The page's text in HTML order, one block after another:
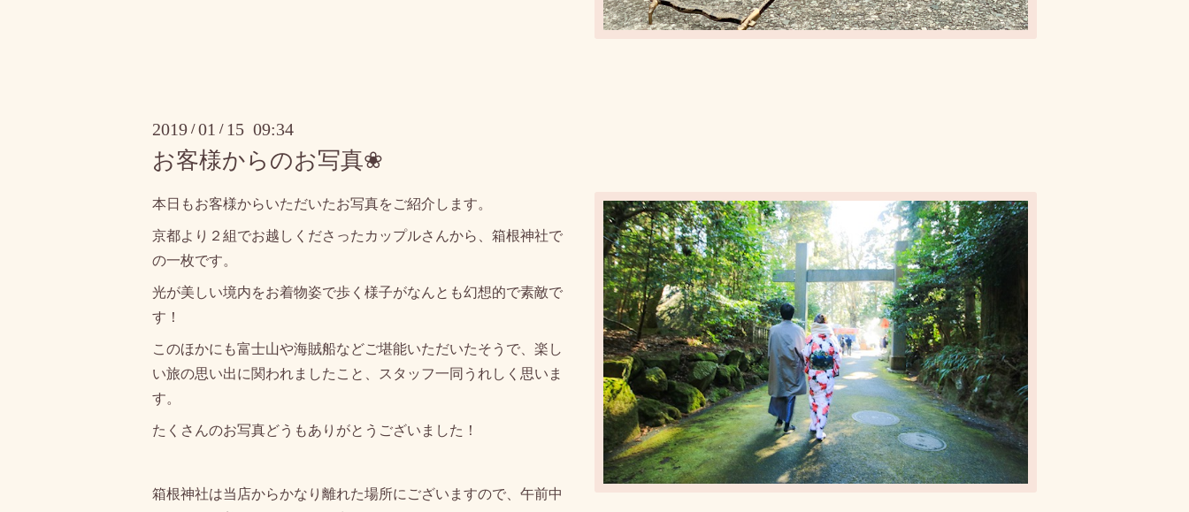
2019 /01 / 15 09:34
お客様からのお写真❀
本日もお客様からいただいたお写真をご紹介します。
京都より２組でお越しくださったカップルさんから、箱根神社で
の一枚です。
光が美しい境内をお着物姿で歩く様子がなんとも幻想的で素敵で
す！
このほかにも富士山や海賊船などご堪能いただいたそうで、楽し
い旅の思い出に関われましたこと、スタッフ一同うれしく思いま
す。
たくさんのお写真どうもありがとうございました！
箱根神社は当店からかなり離れた場所にございますので、午前中